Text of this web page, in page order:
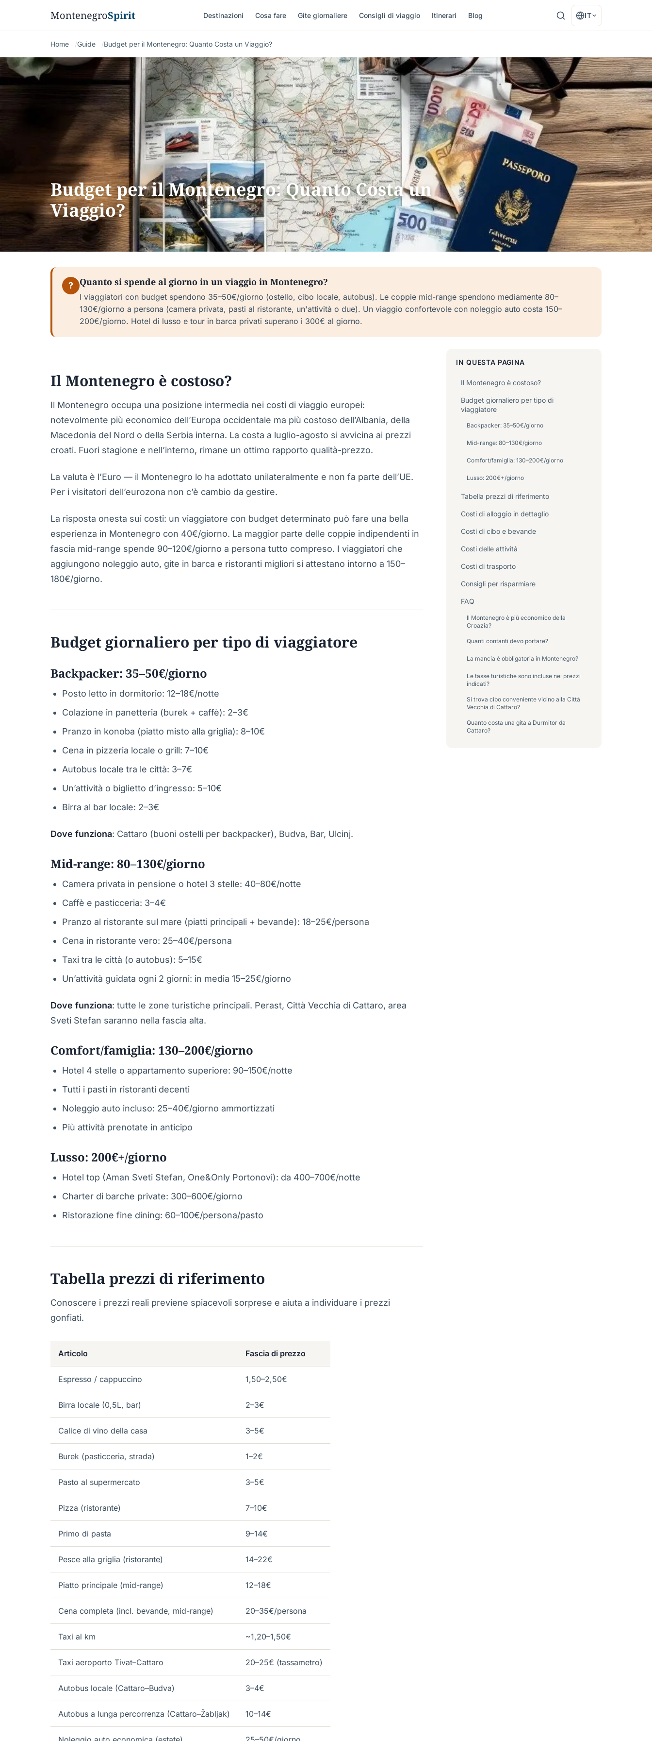
MontenegroSpirit Destinazioni Cosa fare Gite giornaliere Consigli di viaggio Itinerari Blog IT
Home Guide Budget per il Montenegro: Quanto Costa un Viaggio?
Budget per il Montenegro: Quanto Costa un
Viaggio?
? Quanto si spende al giorno in un viaggio in Montenegro?
I viaggiatori con budget spendono 35–50€/giorno (ostello, cibo locale, autobus). Le coppie mid-range spendono mediamente 80–
130€/giorno a persona (camera privata, pasti al ristorante, un'attività o due). Un viaggio confortevole con noleggio auto costa 150–
200€/giorno. Hotel di lusso e tour in barca privati superano i 300€ al giorno.
Il Montenegro è costoso?
Il Montenegro occupa una posizione intermedia nei costi di viaggio europei:
notevolmente più economico dell’Europa occidentale ma più costoso dell’Albania, della
Macedonia del Nord o della Serbia interna. La costa a luglio-agosto si avvicina ai prezzi
croati. Fuori stagione e nell’interno, rimane un ottimo rapporto qualità-prezzo.
La valuta è l’Euro — il Montenegro lo ha adottato unilateralmente e non fa parte dell’UE.
Per i visitatori dell’eurozona non c’è cambio da gestire.
La risposta onesta sui costi: un viaggiatore con budget determinato può fare una bella
esperienza in Montenegro con 40€/giorno. La maggior parte delle coppie indipendenti in
fascia mid-range spende 90–120€/giorno a persona tutto compreso. I viaggiatori che
aggiungono noleggio auto, gite in barca e ristoranti migliori si attestano intorno a 150–
180€/giorno.
Budget giornaliero per tipo di viaggiatore
Backpacker: 35–50€/giorno
Posto letto in dormitorio: 12–18€/notte
Colazione in panetteria (burek + caffè): 2–3€
Pranzo in konoba (piatto misto alla griglia): 8–10€
Cena in pizzeria locale o grill: 7–10€
Autobus locale tra le città: 3–7€
Un’attività o biglietto d’ingresso: 5–10€
Birra al bar locale: 2–3€
Dove funziona: Cattaro (buoni ostelli per backpacker), Budva, Bar, Ulcinj.
Mid-range: 80–130€/giorno
Camera privata in pensione o hotel 3 stelle: 40–80€/notte
Caffè e pasticceria: 3–4€
Pranzo al ristorante sul mare (piatti principali + bevande): 18–25€/persona
Cena in ristorante vero: 25–40€/persona
Taxi tra le città (o autobus): 5–15€
Un’attività guidata ogni 2 giorni: in media 15–25€/giorno
Dove funziona: tutte le zone turistiche principali. Perast, Città Vecchia di Cattaro, area
Sveti Stefan saranno nella fascia alta.
Comfort/famiglia: 130–200€/giorno
Hotel 4 stelle o appartamento superiore: 90–150€/notte
Tutti i pasti in ristoranti decenti
Noleggio auto incluso: 25–40€/giorno ammortizzati
Più attività prenotate in anticipo
Lusso: 200€+/giorno
Hotel top (Aman Sveti Stefan, One&Only Portonovi): da 400–700€/notte
Charter di barche private: 300–600€/giorno
Ristorazione fine dining: 60–100€/persona/pasto
Tabella prezzi di riferimento
Conoscere i prezzi reali previene spiacevoli sorprese e aiuta a individuare i prezzi
gonfiati.
Articolo Fascia di prezzo
Espresso / cappuccino 1,50–2,50€
Birra locale (0,5L, bar) 2–3€
Calice di vino della casa 3–5€
Burek (pasticceria, strada) 1–2€
Pasto al supermercato 3–5€
Pizza (ristorante) 7–10€
Primo di pasta 9–14€
Pesce alla griglia (ristorante) 14–22€
Piatto principale (mid-range) 12–18€
Cena completa (incl. bevande, mid-range) 20–35€/persona
Taxi al km ~1,20–1,50€
Taxi aeroporto Tivat–Cattaro 20–25€ (tassametro)
Autobus locale (Cattaro–Budva) 3–4€
Autobus a lunga percorrenza (Cattaro–Žabljak) 10–14€
IN QUESTA PAGINA
Il Montenegro è costoso?
Budget giornaliero per tipo di
viaggiatore
Backpacker: 35–50€/giorno
Mid-range: 80–130€/giorno
Comfort/famiglia: 130–200€/giorno
Lusso: 200€+/giorno
Tabella prezzi di riferimento
Costi di alloggio in dettaglio
Costi di cibo e bevande
Costi delle attività
Costi di trasporto
Consigli per risparmiare
FAQ
Il Montenegro è più economico della
Croazia?
Quanti contanti devo portare?
La mancia è obbligatoria in Montenegro?
Le tasse turistiche sono incluse nei prezzi
indicati?
Si trova cibo conveniente vicino alla Città
Vecchia di Cattaro?
Quanto costa una gita a Durmitor da
Cattaro?